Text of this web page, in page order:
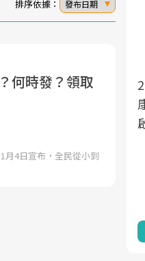
排序依據： 發布日期
何時發？領取
月4日宣布，全民從小到
，台灣正在快速邁
代。隨著國家政策
只是醫療院所的服
祭體驗「一站式健
體驗到運動，全面